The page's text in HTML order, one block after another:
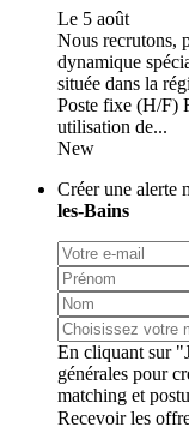
Le 5 août
Nous recrutons,
dynamique
située dans la
Poste fixe (H/F)
utilisation de...
New
Créer une alerte
les-Bains
En cliquant sur
générales pour
matching et
Recevoir les